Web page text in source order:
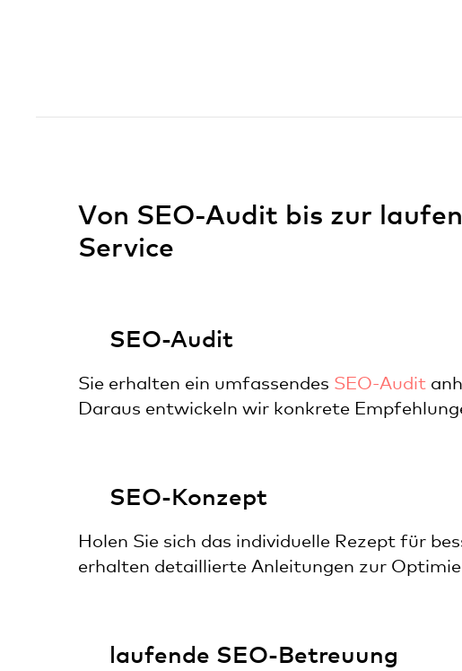
Von SEO-Audit bis zur
Service
SEO-Audit
Sie erhalten ein umfassendes SEO-Audit
Daraus entwickeln wir konkrete
SEO-Konzept
Holen Sie sich das individuelle Rezept für
erhalten detaillierte Anleitungen zur
laufende SEO-Betreuung